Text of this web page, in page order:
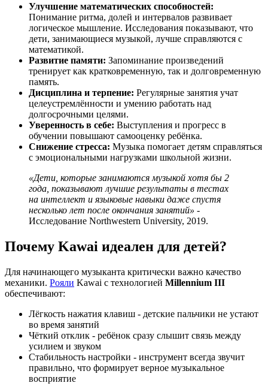
Улучшение математических способностей:
Понимание ритма, долей и интервалов развивает
логическое мышление. Исследования показывают, что
дети, занимающиеся музыкой, лучше справляются с
математикой.
Развитие памяти: Запоминание произведений
тренирует как кратковременную, так и долговременную
память.
Дисциплина и терпение: Регулярные занятия учат
целеустремлённости и умению работать над
долгосрочными целями.
Уверенность в себе: Выступления и прогресс в
обучении повышают самооценку ребёнка.
Снижение стресса: Музыка помогает детям справляться
с эмоциональными нагрузками школьной жизни.
«Дети, которые занимаются музыкой хотя бы 2
года, показывают лучшие результаты в тестах
на интеллект и языковые навыки даже спустя
несколько лет после окончания занятий» -
Исследование Northwestern University, 2019.
Почему Kawai идеален для детей?
Для начинающего музыканта критически важно качество
механики. Рояли Kawai с технологией Millennium III
обеспечивают:
Лёгкость нажатия клавиш - детские пальчики не устают
во время занятий
Чёткий отклик - ребёнок сразу слышит связь между
усилием и звуком
Стабильность настройки - инструмент всегда звучит
правильно, что формирует верное музыкальное
восприятие